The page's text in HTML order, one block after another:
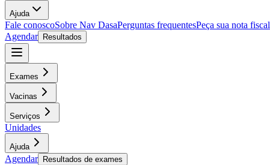
Ajuda
Fale conoscoSobre Nav DasaPerguntas frequentesPeça sua nota fiscal
Agendar
Resultados
Exames
Vacinas
Serviços
Unidades
Ajuda
Agendar Resultados de exames